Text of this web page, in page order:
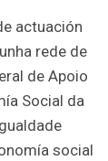
actuación
rede de
de Apoio
Social da
social